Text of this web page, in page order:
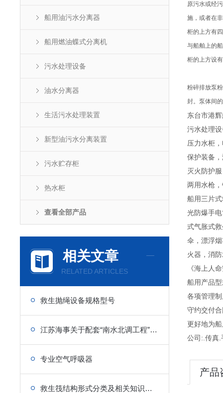
船用油污水分离器
船用燃油蝶式分离机
污水处理设备
油水分离器
生活污水处理装置
新型油污水分离装置
污水贮存柜
热水柜
查看全部产品
相关文章
RELATED ARTICLES
救生抛绳设备规格型号
江苏海事关于配套“南水北调工程”船用设备的政策
专业空气呼吸器
救生筏结构形式分类及相关知识介绍
原污水或经
施，或者在
柜的上方有
与船舶上的
柜的上方设
粉碎排放泵
封。泵体间
东台市港
污水处理
压力水柜
保护装备
灭火防护
两用水枪
船用三片
光防爆手
式气胀式
伞，漂浮
火器，消
《海上人
船用产品
各项管理
守约交付
更好地为
公司:.传真.
产品